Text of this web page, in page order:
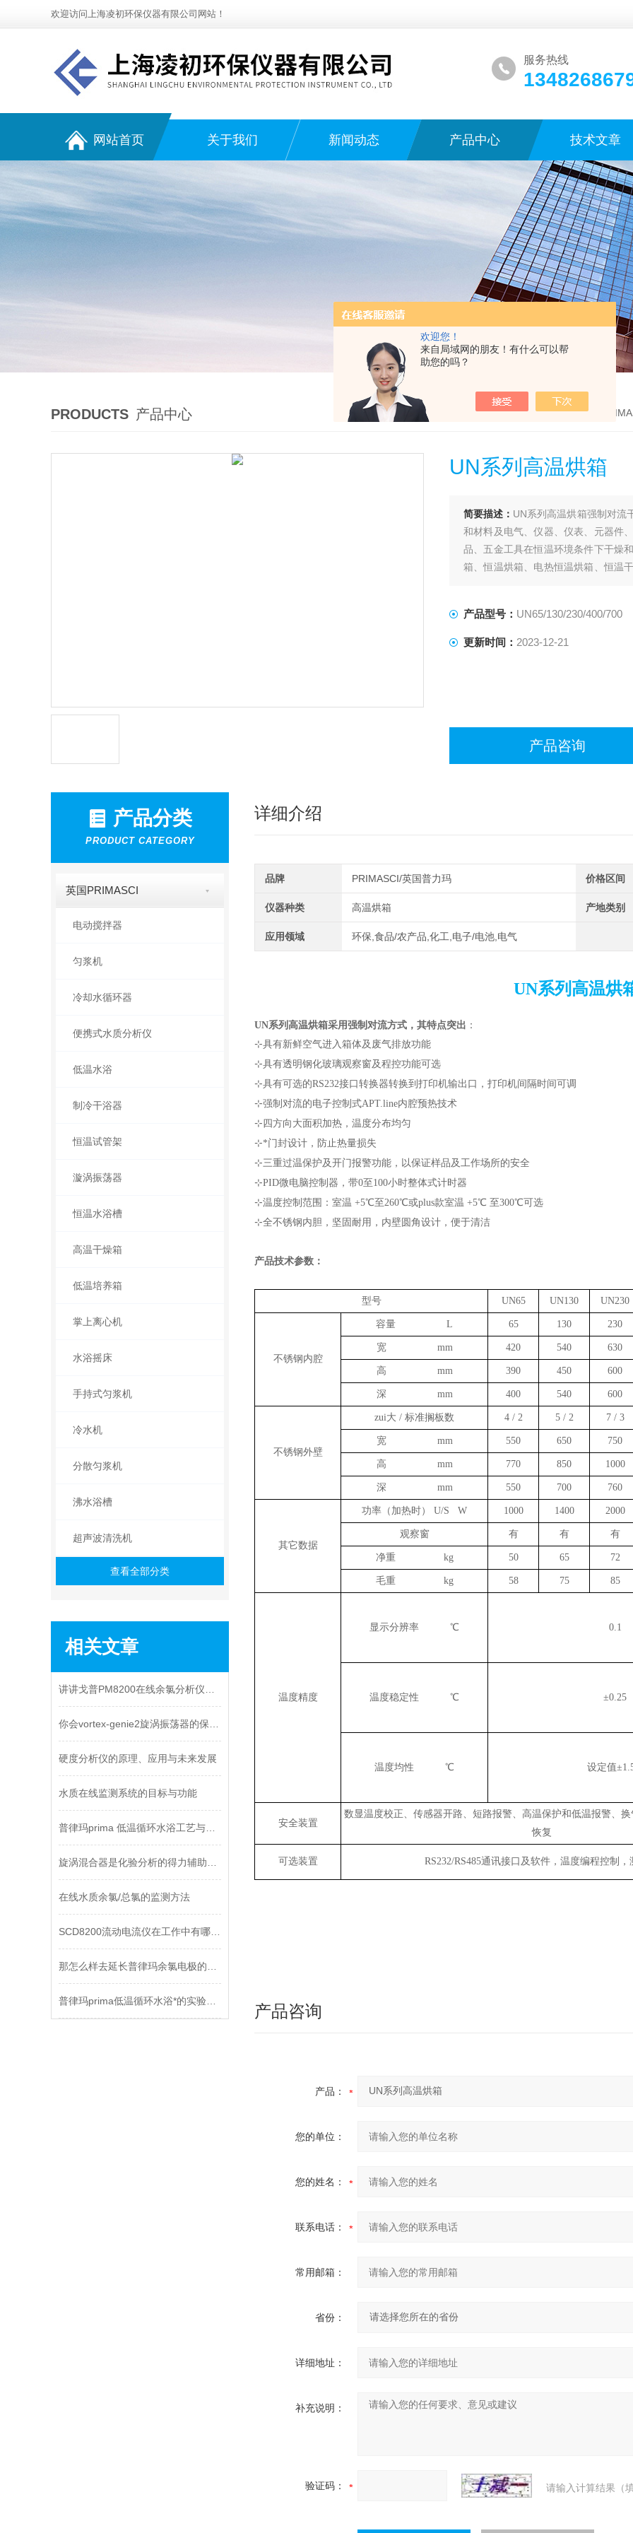
欢迎您！
来自局域网的朋友！有什么可以帮
助您的吗？
欢迎访问上海凌初环保仪器有限公司网站！
服务热线
网站首页 关于我们 新闻动态 产品中心 技术文章
PRODUCTS 产品中心 首页> 产品中心>英国
UN系列高温烘箱
简要描述： UN系列高温烘箱强制对流
和材料及电气、仪器、仪表、元器件
品、五金工具在恒温环境条件下干燥
箱、恒温烘箱、电热恒温烘箱、恒温
产品型号： UN65/130/230/400/700
更新时间： 2023-12-21
产品咨询
产品分类
PRODUCT CATEGORY
英国PRIMASCI
电动搅拌器
匀浆机
冷却水循环器
便携式水质分析仪
低温水浴
制冷干浴器
恒温试管架
漩涡振荡器
恒温水浴槽
高温干燥箱
低温培养箱
掌上离心机
水浴摇床
手持式匀浆机
冷水机
分散匀浆机
沸水浴槽
超声波清洗机
查看全部分类
相关文章
硬度分析仪的原理、应用与未来发展
水质在线监测系统的目标与功能
在线水质余氯/总氯的监测方法
详细介绍
品牌 PRIMASCI/英国普力玛 价格区间
仪器种类 高温烘箱 产地类别
应用领域 环保,食品/农产品,化工,电子/电池,电气
UN系列高温烘
UN系列高温烘箱采用强制对流方式，其特点突出 ：
⊹具有新鲜空气进入箱体及废气排放功能
⊹具有透明钢化玻璃观察窗及程控功能可选
⊹具有可选的RS232接口转换器转换到打印机输出口，打印机间隔时间可调
⊹强制对流的电子控制式APT.line内腔预热技术
⊹四方向大面积加热，温度分布均匀
⊹*门封设计，防止热量损失
⊹三重过温保护及开门报警功能，以保证样品及工作场所的安全
⊹PID微电脑控制器，带0至100小时整体式计时器
⊹温度控制范围：室温 +5℃至260℃或plus款室温 +5℃ 至300℃可选
⊹全不锈钢内胆，坚固耐用，内壁圆角设计，便于清洁
产品技术参数：
型号 UN65 UN130 UN230
不锈钢内腔
容量 L 65 130 230
宽 mm 420 540 630
高 mm 390 450 600
深 mm 400 540 600
不锈钢外壁
zui大 / 标准搁板数 4 / 2 5 / 2 7 / 3
宽 mm 550 650 750
高 mm 770 850 1000
深 mm 550 700 760
其它数据
功率（加热时） U/S W 1000 1400 2000
观察窗 有 有 有
净重 kg 50 65 72
毛重 kg 58 75 85
温度精度
显示分辨率 ℃ 0.1
温度稳定性 ℃ ±0.25
温度均性 ℃ 设定值
安全装置
数显温度校正、传感器开路、短路报警、高温保护和低温报警、
恢复
可选装置 RS232/RS485通讯接口及软件，温度编程控制，
产品咨询
产品：
您的单位：
您的姓名：
联系电话：
常用邮箱：
省份：
详细地址：
补充说明：
验证码： 请输入计算结果（